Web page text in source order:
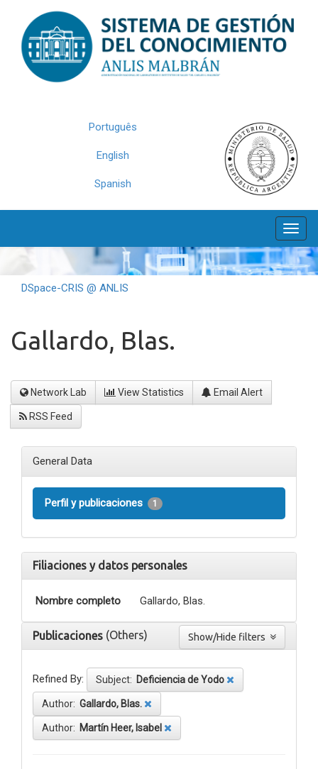
navigation
Português
English
Spanish
DSpace-CRIS @ ANLIS
Gallardo, Blas.
Network Lab View Statistics Email Alert
RSS Feed
General Data
Perfil y publicaciones 1
Filiaciones y datos personales
Nombre completo Gallardo, Blas.
Publicaciones (Others)
Refined By: Subject: Deficiencia de Yodo
Author: Gallardo, Blas.
Author: Martín Heer, Isabel